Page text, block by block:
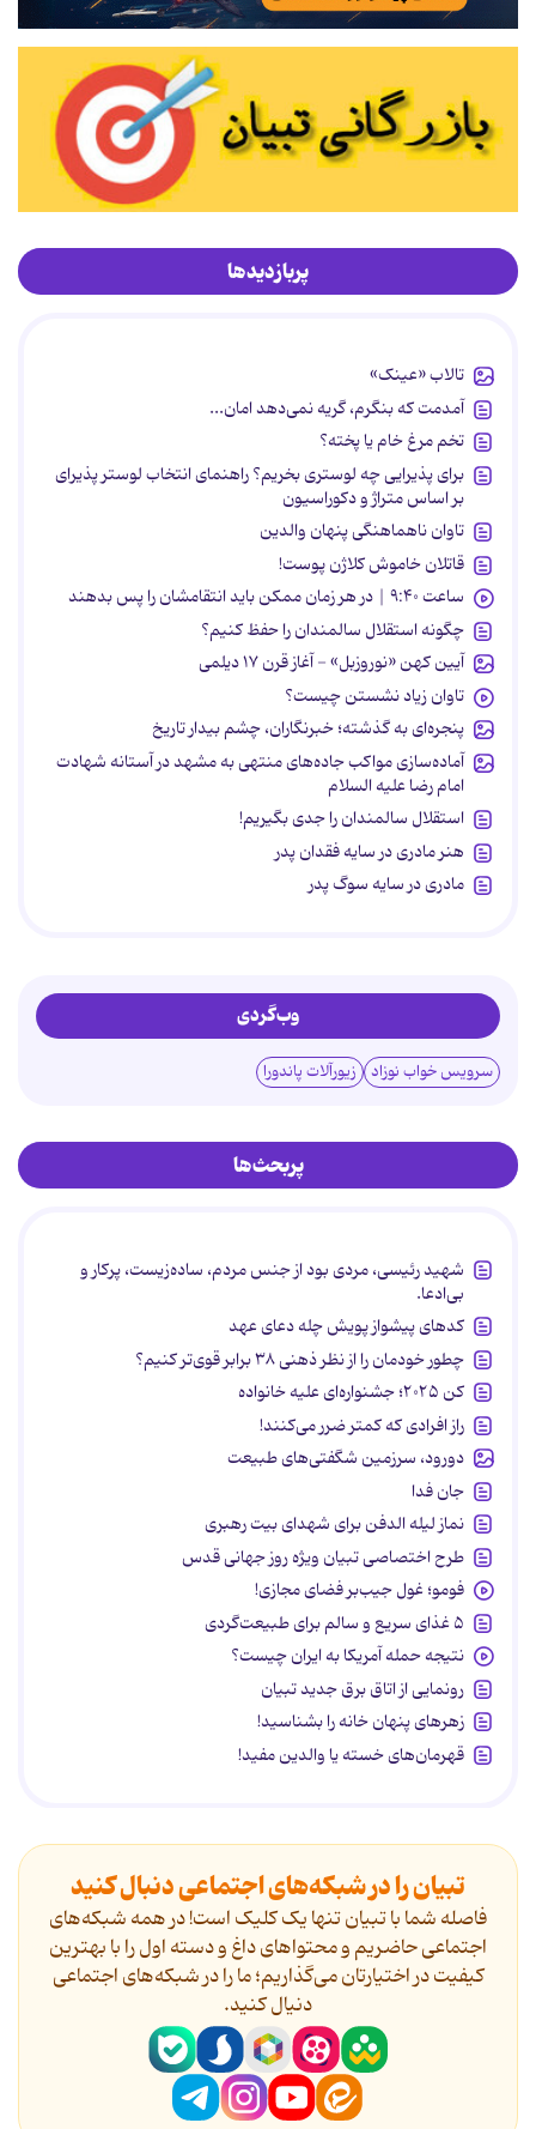
پربازدیدها
تالاب «عینک»
آمدمت که بنگرم، گریه نمی‌دهد امان...
تخم مرغ خام یا پخته؟
برای پذیرایی چه لوستری بخریم؟ راهنمای انتخاب لوستر پذیرای
بر اساس متراژ و دکوراسیون
تاوان ناهماهنگی پنهان والدین
قاتلان خاموش کلاژن پوست!
ساعت ۹:۴۰ | در هر زمان ممکن باید انتقامشان را پس بدهند
چگونه استقلال سالمندان را حفظ کنیم؟
آیین کهن «نوروزبل» - آغاز قرن ۱۷ دیلمی
تاوان زیاد نشستن چیست؟
پنجره‌ای به گذشته؛ خبرنگاران، چشم بیدار تاریخ
آماده‌سازی مواکب جاده‌های منتهی به مشهد در آستانه شهادت
امام رضا علیه السلام
استقلال سالمندان را جدی بگیریم!
هنر مادری در سایه‌ فقدان پدر
مادری در سایه سوگ پدر
وب‌گردی
سرویس خواب نوزاد زیورآلات پاندورا
پربحث‌ها
شهید رئیسی، مردی بود از جنس مردم، ساده‌زیست، پرکار و
بی‌ادعا.
کدهای پیشواز پویش چله دعای عهد
چطور خودمان را از نظر ذهنی ۳۸ برابر قوی‌تر کنیم؟
کن ۲۰۲۵؛ جشنواره‌ای علیه خانواده
راز افرادی که کمتر ضرر می‌کنند!
دورود، سرزمین شگفتی‌های طبیعت
جان فدا
نماز لیله الدفن برای شهدای بیت رهبری
طرح اختصاصی تبیان ویژه روز جهانی قدس
فومو؛ غول جیب‌بر فضای مجازی!
۵ غذای سریع و سالم برای طبیعت‌گردی
نتیجه حمله آمریکا به ایران چیست؟
رونمایی از اتاق برق جدید تبیان
زهرهای پنهان خانه را بشناسید!
قهرمان‌های خسته یا والدین مفید!
تبیان را در شبکه‌های اجتماعی دنبال کنید
فاصله شما با تبیان تنها یک کلیک است! در همه شبکه‌های
اجتماعی حاضریم و محتواهای داغ و دسته اول را با بهترین
کیفیت در اختیارتان می‌گذاریم؛ ما را در شبکه‌های اجتماعی
دنیال کنید.